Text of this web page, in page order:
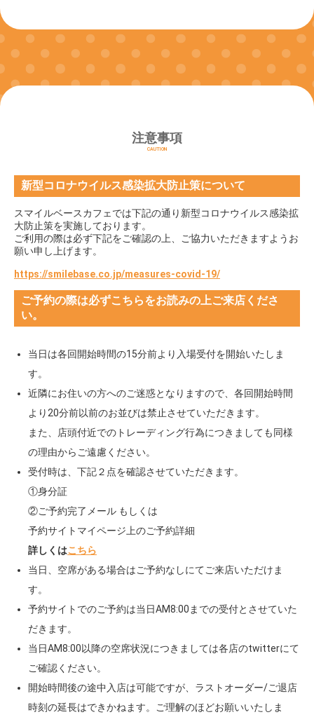
注意事項
CAUTION
新型コロナウイルス感染拡大防止策について
スマイルベースカフェでは下記の通り新型コロナウイルス感染拡
大防止策を実施しております。
ご利用の際は必ず下記をご確認の上、ご協力いただきますようお
願い申し上げます。
https://smilebase.co.jp/measures-covid-19/
ご予約の際は必ずこちらをお読みの上ご来店くださ
い。
当日は各回開始時間の15分前より入場受付を開始いたしま
す。
近隣にお住いの方へのご迷惑となりますので、各回開始時間
より20分前以前のお並びは禁止させていただきます。
また、店頭付近でのトレーディング行為につきましても同様
の理由からご遠慮ください。
受付時は、下記２点を確認させていただきます。
①身分証
②ご予約完了メール もしくは
予約サイトマイページ上のご予約詳細
詳しくはこちら
当日、空席がある場合はご予約なしにてご来店いただけま
す。
予約サイトでのご予約は当日AM8:00までの受付とさせていた
だきます。
当日AM8:00以降の空席状況につきましては各店のtwitterにて
ご確認ください。
開始時間後の途中入店は可能ですが、ラストオーダー/ご退店
時刻の延長はできかねます。ご理解のほどお願いいたしま